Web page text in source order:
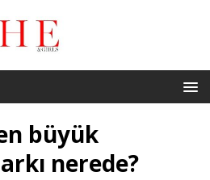
büyük
nerede?